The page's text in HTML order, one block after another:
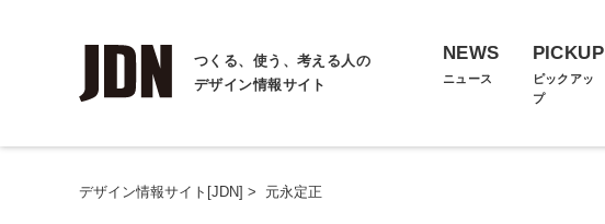
つくる、使う、考える人の
デザイン情報サイト
NEWS
ニュース
PICKUP
ピックアッ
プ
デザイン情報サイト[JDN] > 元永定正